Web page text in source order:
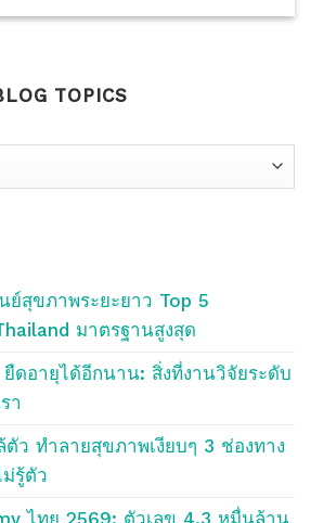
TOPICS
สุขภาพระยะยาว Top 5
มาตรฐานสูงสุด
ดอายุได้อีกนาน: สิ่งที่งานวิจัยระดับ
า
ตัว ทำลายสุขภาพเงียบๆ 3 ช่องทาง
รู้ตัว